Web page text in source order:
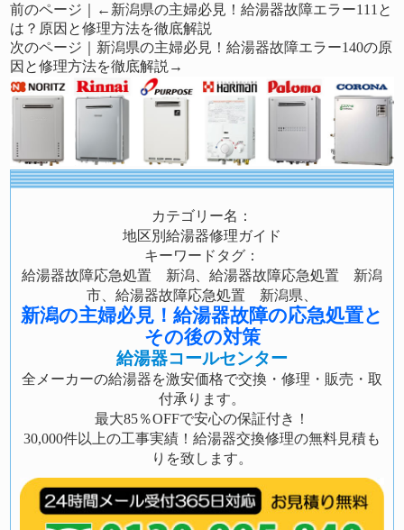
前のページ｜← 新潟県の主婦必見！給湯器故障エラー111と
は？原因と修理方法を徹底解説
次のページ｜ 新潟県の主婦必見！給湯器故障エラー140の原
因と修理方法を徹底解説 →
カテゴリー名：
地区別給湯器修理ガイド
キーワードタグ：
給湯器故障応急処置 新潟、給湯器故障応急処置 新潟
市、給湯器故障応急処置 新潟県、
新潟の主婦必見！給湯器故障の応急処置と
その後の対策
給湯器コールセンター
全メーカーの給湯器を激安価格で交換・修理・販売・取
付承ります。
最大85％OFFで安心の保証付き！
30,000件以上の工事実績！給湯器交換修理の無料見積も
りを致します。